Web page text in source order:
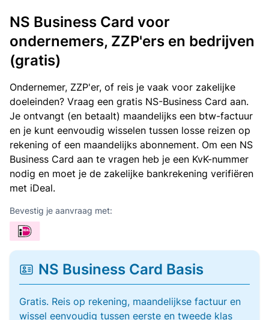
NS Business Card voor
ondernemers, ZZP'ers en bedrijven
(gratis)
Ondernemer, ZZP'er, of reis je vaak voor zakelijke
doeleinden? Vraag een gratis NS-Business Card aan.
Je ontvangt (en betaalt) maandelijks een btw-factuur
en je kunt eenvoudig wisselen tussen losse reizen op
rekening of een maandelijks abonnement. Om een NS
Business Card aan te vragen heb je een KvK-nummer
nodig en moet je de zakelijke bankrekening verifiëren
met iDeal.
Bevestig je aanvraag met:
NS Business Card Basis
Gratis. Reis op rekening, maandelijkse factuur en
wissel eenvoudig tussen eerste en tweede klas